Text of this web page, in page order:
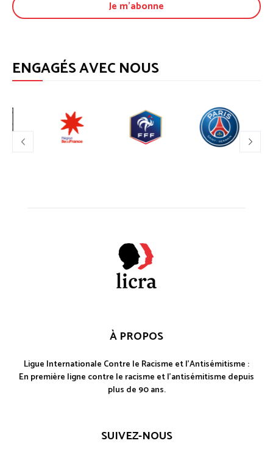
ENGAGÉS AVEC NOUS
À PROPOS
Ligue Internationale Contre le Racisme et l'Antisémitisme :
En première ligne contre le racisme et l'antisémitisme depuis
plus de 90 ans.
SUIVEZ-NOUS